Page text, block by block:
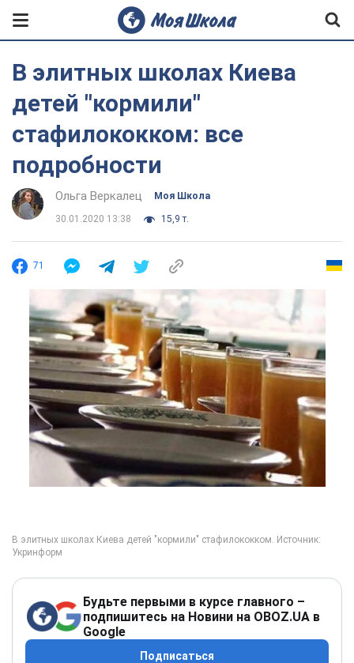
В элитных школах Киева
детей "кормили"
стафилококком: все
подробности
Ольга Веркалец Моя Школа
30.01.2020 13:38 15,9 т.
71
Будьте первыми в курсе главного –
подпишитесь на Новини на OBOZ.UA в
Google
Подписаться